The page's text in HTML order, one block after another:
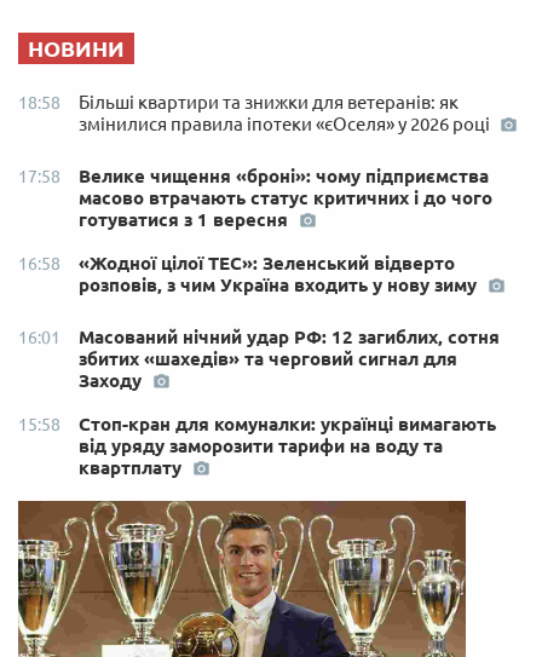
НОВИНИ
18:58
Більші квартири та знижки для ветеранів: як
змінилися правила іпотеки «єОселя» у 2026 році
17:58
Велике чищення «броні»: чому підприємства
масово втрачають статус критичних і до чого
готуватися з 1 вересня
16:58
«Жодної цілої ТЕС»: Зеленський відверто
розповів, з чим Україна входить у нову зиму
16:01
Масований нічний удар РФ: 12 загиблих, сотня
збитих «шахедів» та черговий сигнал для
Заходу
15:58
Стоп-кран для комуналки: українці вимагають
від уряду заморозити тарифи на воду та
квартплату